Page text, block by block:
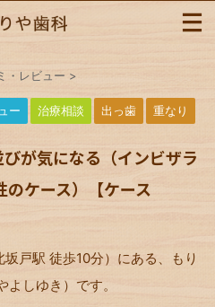
・レビュー >
ー 治療相談 出っ歯 重なり
が気になる（インビザラ
ケース）【ケース
戸駅 徒歩10分）にある、もり
しゆき）です。